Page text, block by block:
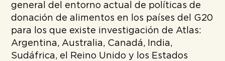
general del entorno actual de políticas de
donación de alimentos en los países del G20
para los que existe investigación de Atlas:
Argentina, Australia, Canadá, India,
Sudáfrica, el Reino Unido y los Estados